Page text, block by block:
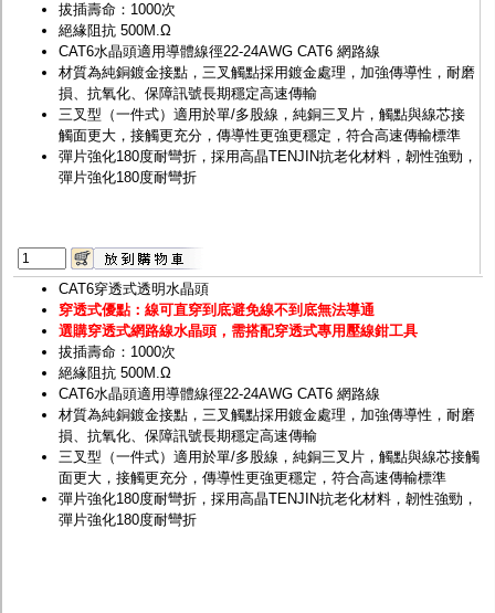
拔插壽命：1000次
絕緣阻抗 500M.Ω
CAT6水晶頭適用導體線徑22-24AWG CAT6 網路線
材質為純銅鍍金接點，三叉觸點採用鍍金處理，加強傳導性，耐磨
損、抗氧化、保障訊號長期穩定高速傳輸
三叉型（一件式）適用於單/多股線，純銅三叉片，觸點與線芯接
觸面更大，接觸更充分，傳導性更強更穩定，符合高速傳輸標準
彈片強化180度耐彎折，採用高晶TENJIN抗老化材料，韌性強勁，
彈片強化180度耐彎折
CAT6穿透式透明水晶頭
穿透式優點：線可直穿到底避免線不到底無法導通
選購穿透式網路線水晶頭，需搭配穿透式專用壓線鉗工具
拔插壽命：1000次
絕緣阻抗 500M.Ω
CAT6水晶頭適用導體線徑22-24AWG CAT6 網路線
材質為純銅鍍金接點，三叉觸點採用鍍金處理，加強傳導性，耐磨
損、抗氧化、保障訊號長期穩定高速傳輸
三叉型（一件式）適用於單/多股線，純銅三叉片，觸點與線芯接觸
面更大，接觸更充分，傳導性更強更穩定，符合高速傳輸標準
彈片強化180度耐彎折，採用高晶TENJIN抗老化材料，韌性強勁，
彈片強化180度耐彎折